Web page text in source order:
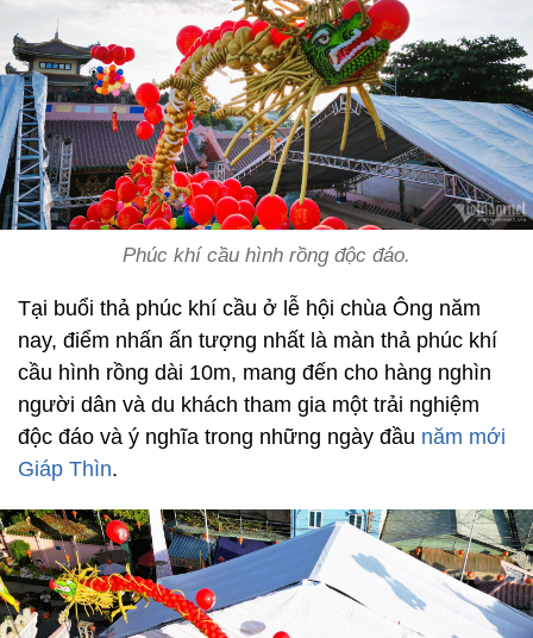
Phúc khí cầu hình rồng độc đáo.
Tại buổi thả phúc khí cầu ở lễ hội chùa Ông năm
nay, điểm nhấn ấn tượng nhất là màn thả phúc khí
cầu hình rồng dài 10m, mang đến cho hàng nghìn
người dân và du khách tham gia một trải nghiệm
độc đáo và ý nghĩa trong những ngày đầu năm mới
Giáp Thìn.